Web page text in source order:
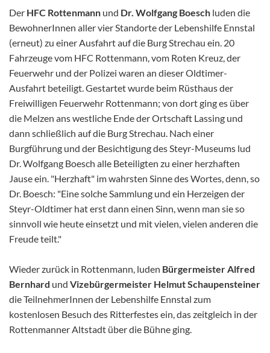
Der HFC Rottenmann und Dr. Wolfgang Boesch luden die
BewohnerInnen aller vier Standorte der Lebenshilfe Ennstal
(erneut) zu einer Ausfahrt auf die Burg Strechau ein. 20
Fahrzeuge vom HFC Rottenmann, vom Roten Kreuz, der
Feuerwehr und der Polizei waren an dieser Oldtimer-
Ausfahrt beteiligt. Gestartet wurde beim Rüsthaus der
Freiwilligen Feuerwehr Rottenmann; von dort ging es über
die Melzen ans westliche Ende der Ortschaft Lassing und
dann schließlich auf die Burg Strechau. Nach einer
Burgführung und der Besichtigung des Steyr-Museums lud
Dr. Wolfgang Boesch alle Beteiligten zu einer herzhaften
Jause ein. "Herzhaft" im wahrsten Sinne des Wortes, denn, so
Dr. Boesch: "Eine solche Sammlung und ein Herzeigen der
Steyr-Oldtimer hat erst dann einen Sinn, wenn man sie so
sinnvoll wie heute einsetzt und mit vielen, vielen anderen die
Freude teilt."
Wieder zurück in Rottenmann, luden Bürgermeister Alfred
Bernhard und Vizebürgermeister Helmut Schaupensteiner
die TeilnehmerInnen der Lebenshilfe Ennstal zum
kostenlosen Besuch des Ritterfestes ein, das zeitgleich in der
Rottenmanner Altstadt über die Bühne ging.